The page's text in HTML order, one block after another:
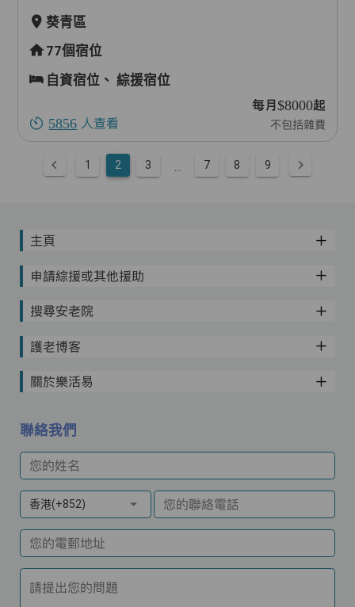
葵青區
77個宿位
自資宿位、綜援宿位
5856 人查看
每月$8000起
不包括雜費
1 2 3 ... 7 8 9
主頁
申請綜援或其他援助
搜尋安老院
護老博客
關於樂活易
聯絡我們
您的姓名
香港(+852) 您的聯絡電話
您的電郵地址
請提出您的問題